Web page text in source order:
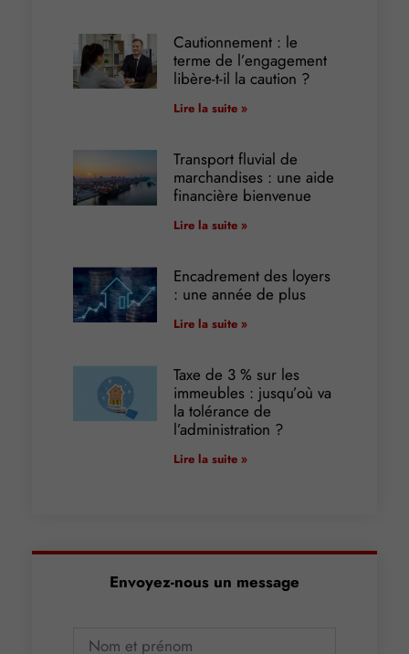
Cautionnement : le
terme de l’engagement
libère-t-il la caution ?
Lire la suite »
Transport fluvial de
marchandises : une aide
financière bienvenue
Lire la suite »
Encadrement des loyers
: une année de plus
Lire la suite »
Taxe de 3 % sur les
immeubles : jusqu’où va
la tolérance de
l’administration ?
Lire la suite »
Envoyez-nous un message